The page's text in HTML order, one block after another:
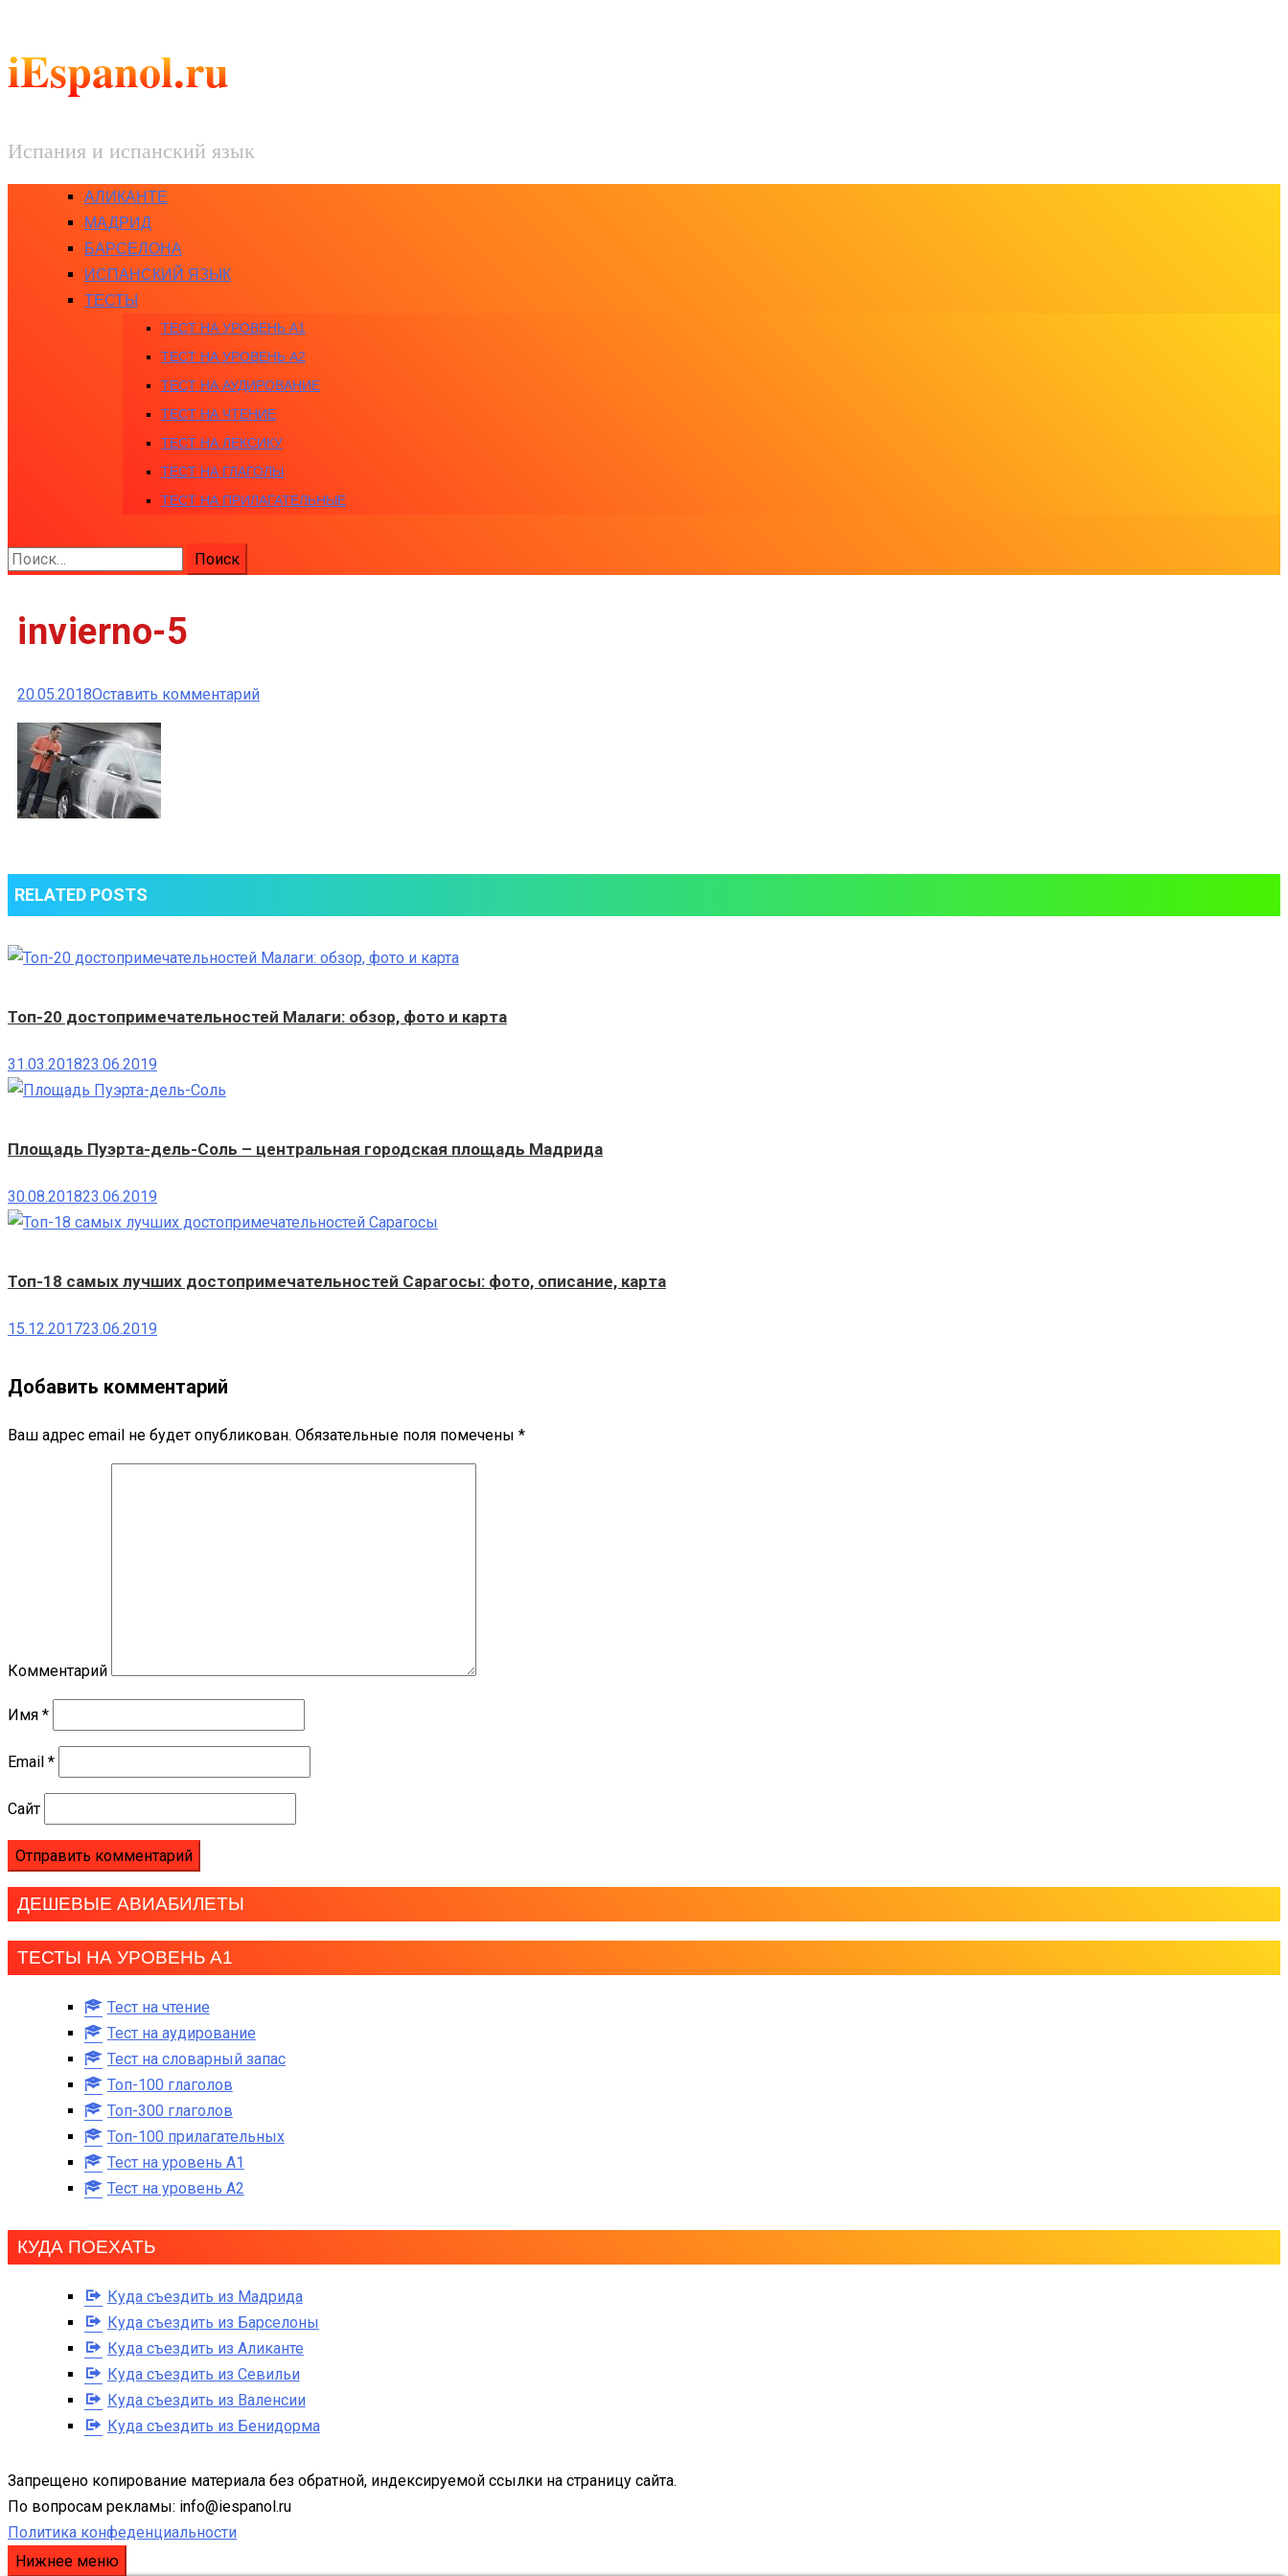
iEspanol.ru
Испания и испанский язык
АЛИКАНТЕ
МАДРИД
БАРСЕЛОНА
ИСПАНСКИЙ ЯЗЫК
ТЕСТЫ
ТЕСТ НА УРОВЕНЬ A1
ТЕСТ НА УРОВЕНЬ A2
ТЕСТ НА АУДИРОВАНИЕ
ТЕСТ НА ЧТЕНИЕ
ТЕСТ НА ЛЕКСИКУ
ТЕСТ НА ГЛАГОЛЫ
ТЕСТ НА ПРИЛАГАТЕЛЬНЫЕ
Найти:
invierno-5
20.05.2018Оставить комментарийк
RELATED POSTS
Топ-20 достопримечательностей Малаги: обзор, фото и карта
31.03.201823.06.2019
Площадь Пуэрта-дель-Соль – центральная городская площадь Мадрида
30.08.201823.06.2019
Топ-18 самых лучших достопримечательностей Сарагосы: фото, описание, карта
15.12.201723.06.2019
Добавить комментарий
Ваш адрес email не будет опубликован. Обязательные поля помечены *
Комментарий
Имя *
Email *
Сайт
ДЕШЕВЫЕ АВИАБИЛЕТЫ
ТЕСТЫ НА УРОВЕНЬ А1
Тест на чтение
Тест на аудирование
Тест на словарный запас
Топ-100 глаголов
Топ-300 глаголов
Топ-100 прилагательных
Тест на уровень A1
Тест на уровень A2
КУДА ПОЕХАТЬ
Куда съездить из Мадрида
Куда съездить из Барселоны
Куда съездить из Аликанте
Куда съездить из Севильи
Куда съездить из Валенсии
Куда съездить из Бенидорма
Запрещено копирование материала без обратной, индексируемой ссылки на страницу сайта.
По вопросам рекламы: info@iespanol.ru
Политика конфеденциальности
Нижнее меню